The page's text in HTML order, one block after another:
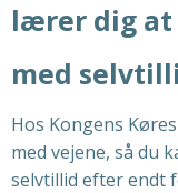
lærer dig at
med
Hos Kongens
med vejene, så du
selvtillid efter endt